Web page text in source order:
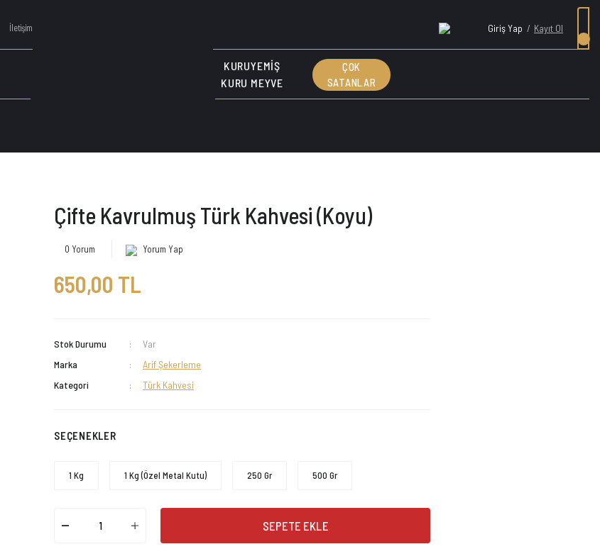
İletişim Giriş Yap / Kayıt Ol
KURUYEMIŞ
KURU MEYVE
ÇOK
SATANLAR
Çifte Kavrulmuş Türk Kahvesi (Koyu)
0 Yorum Yorum Yap
650,00 TL
Stok Durumu
Var
Marka
Arif Şekerleme
Kategori
Türk Kahvesi
SEÇENEKLER
1 Kg 1 Kg (Özel Metal Kutu) 250 Gr 500 Gr
SEPETE EKLE